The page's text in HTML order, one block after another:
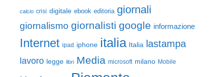
calcio crisi digitale ebook editoria giornali
giornalismo giornalisti google informazione
Internet ipad iphone italia Italia lastampa
lavoro legge libri Media microsoft milano Mobile